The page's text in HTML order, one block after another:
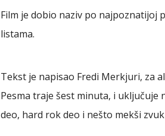
Film je dobio naziv po najpoznatijoj
listama.
Tekst je napisao Fredi Merkjuri, za
Pesma traje šest minuta, i uključuje
deo, hard rok deo i nešto mekši